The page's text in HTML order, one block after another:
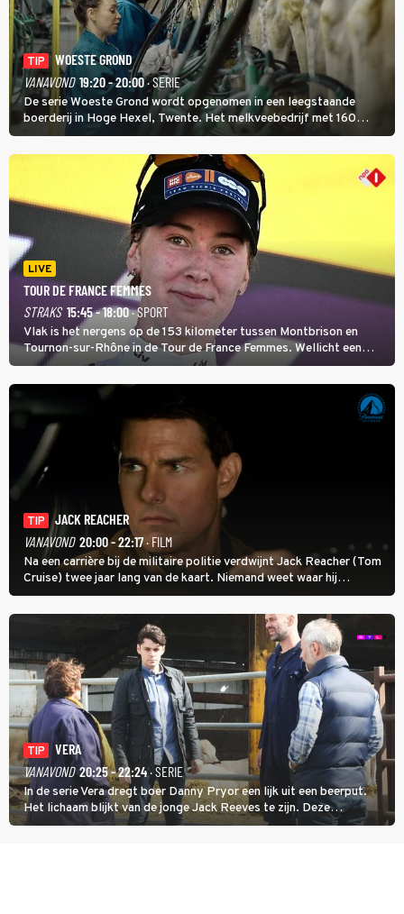
TIP
WOESTE GROND
VANAVOND 19:20 - 20:00· SERIE
De serie Woeste Grond wordt opgenomen in een leegstaande
boerderij in Hoge Hexel, Twente. Het melkveebedrijf met 160
koeien moest sluiten, omdat het dicht bij een Natura 2000-gebied
ligt. In de serie heerst er een gevaarlijke veeziekte.
LIVE
TOUR DE FRANCE FEMMES
STRAKS 15:45 - 18:00· SPORT
Vlak is het nergens op de 153 kilometer tussen Montbrison en
Tournon-sur-Rhône in de Tour de France Femmes. Wellicht een
kans voor Nienke Vinke, die vorig jaar de witte trui won.
TIP
JACK REACHER
VANAVOND 20:00 - 22:17· FILM
Na een carrière bij de militaire politie verdwijnt Jack Reacher (Tom
Cruise) twee jaar lang van de kaart. Niemand weet waar hij
uithangt, totdat moordverdachte James Barr naar hem vraagt.
TIP
VERA
VANAVOND 20:25 - 22:24· SERIE
In de serie Vera dregt boer Danny Pryor een lijk uit een beerput.
Het lichaam blijkt van de jonge Jack Reeves te zijn. Deze
homoseksuele woonwagenbewoner had gebroken met zijn familie